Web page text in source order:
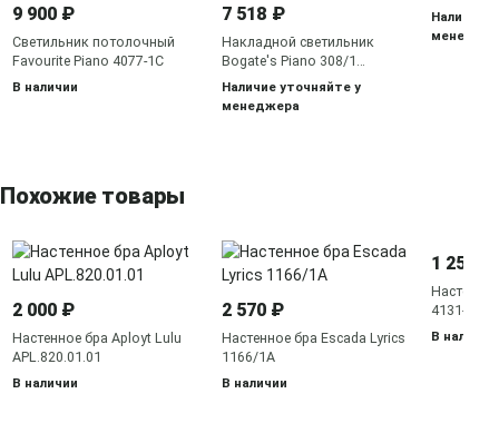
9 900 ₽
Светильник потолочный
Favourite Piano 4077-1C
В наличии
7 518 ₽
Накладной светильник
Bogate's Piano 308/1
Strotskis
Наличие уточняйте у
менеджера
Smoke
Наличие
Похожие товары
2 000 ₽
Настенное бра Aployt Lulu
APL.820.01.01
В наличии
2 570 ₽
Настенное бра Escada Lyrics
1166/1A
В наличии
1 250 ₽
4131-1W
В наличии